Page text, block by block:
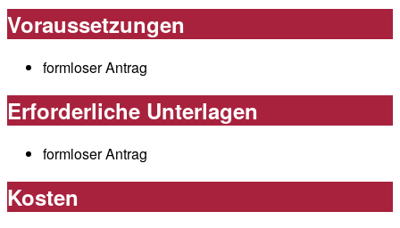
Voraussetzungen
formloser Antrag
Erforderliche Unterlagen
formloser Antrag
Kosten